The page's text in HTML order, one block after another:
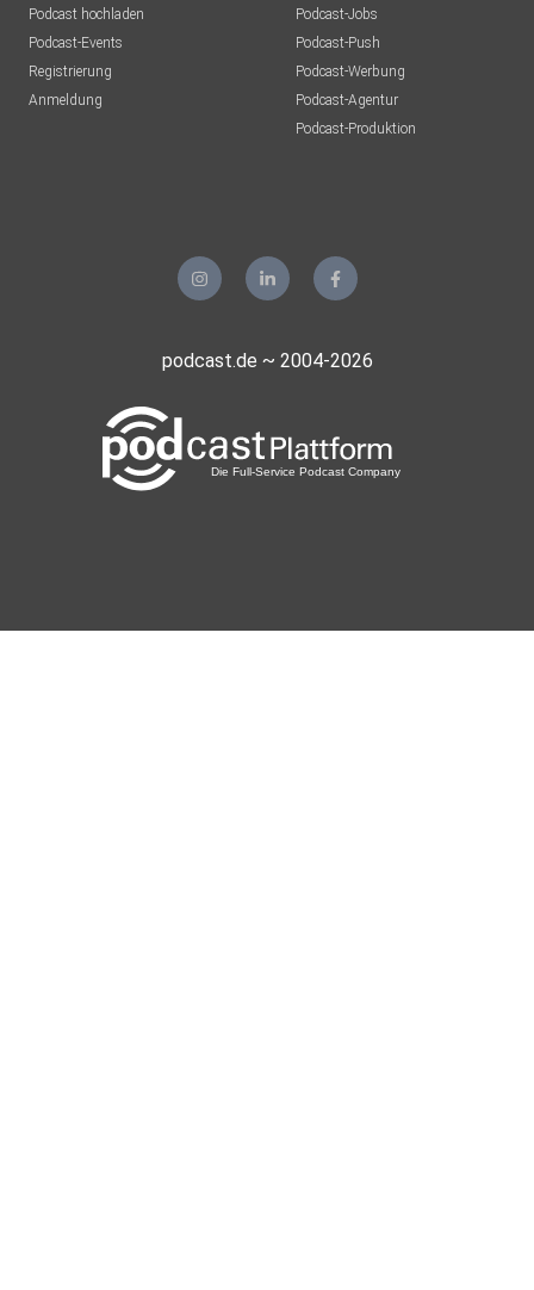
Podcast hochladen
Podcast-Events
Registrierung
Anmeldung
Podcast-Jobs
Podcast-Push
Podcast-Werbung
Podcast-Agentur
Podcast-Produktion
podcast.de ~ 2004-2026